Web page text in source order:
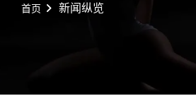
首页 新闻纵览